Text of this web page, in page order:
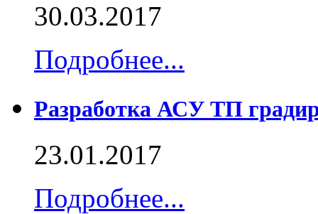
30.03.2017
Подробнее...
Разработка АСУ ТП
23.01.2017
Подробнее...